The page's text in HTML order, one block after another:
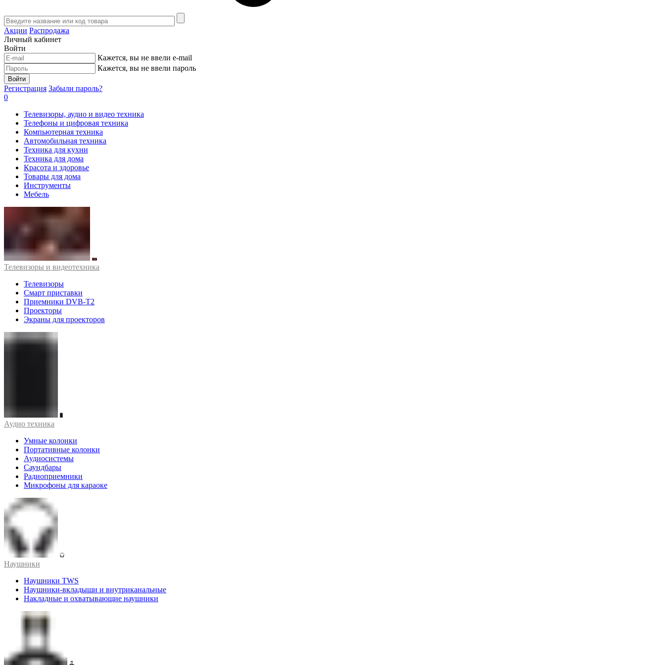
Акции Распродажа
Личный кабинет
Войти
Кажется, вы не ввели e-mail
Кажется, вы не ввели пароль
Войти
Регистрация Забыли пароль?
0
Телевизоры, аудио и видео техника
Телефоны и цифровая техника
Компьютерная техника
Автомобильная техника
Техника для кухни
Техника для дома
Красота и здоровье
Товары для дома
Инструменты
Мебель
Телевизоры и видеотехника
Телевизоры
Смарт приставки
Приемники DVB-T2
Проекторы
Экраны для проекторов
Аудио техника
Умные колонки
Портативные колонки
Аудиосистемы
Саундбары
Радиоприемники
Микрофоны для караоке
Наушники
Наушники TWS
Наушники-вкладыши и внутриканальные
Накладные и охватывающие наушники